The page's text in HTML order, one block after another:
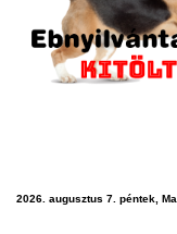
2026. augusztus 7. péntek, Ma